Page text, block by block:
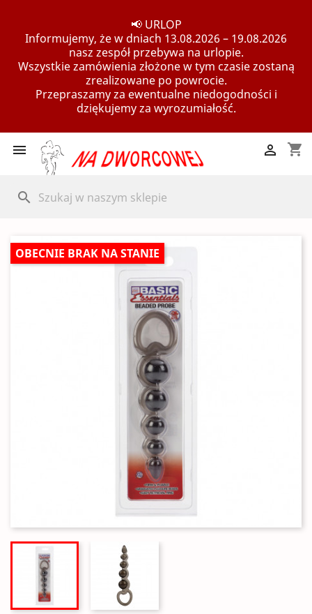
📢 URLOP
Informujemy, że w dniach 13.08.2026 – 19.08.2026
nasz zespół przebywa na urlopie.
Wszystkie zamówienia złożone w tym czasie zostaną
zrealizowane po powrocie.
Przepraszamy za ewentualne niedogodności i
dziękujemy za wyrozumiałość.
 shopping_cart

search
OBECNIE BRAK NA STANIE